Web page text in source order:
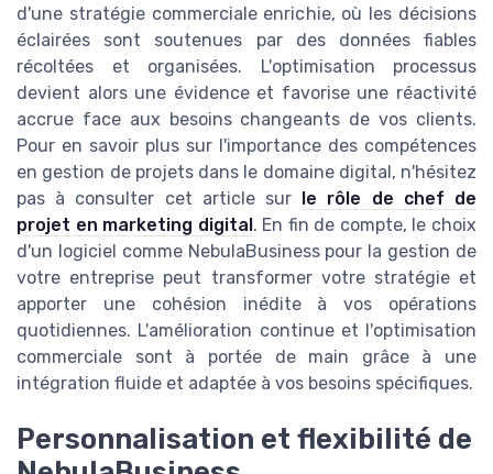
d'une stratégie commerciale enrichie, où les décisions
éclairées sont soutenues par des données fiables
récoltées et organisées. L'optimisation processus
devient alors une évidence et favorise une réactivité
accrue face aux besoins changeants de vos clients.
Pour en savoir plus sur l'importance des compétences
en gestion de projets dans le domaine digital, n'hésitez
pas à consulter cet article sur
le rôle de chef de
projet en marketing digital . En fin de compte, le choix
d'un logiciel comme NebulaBusiness pour la gestion de
votre entreprise peut transformer votre stratégie et
apporter une cohésion inédite à vos opérations
quotidiennes. L'amélioration continue et l'optimisation
commerciale sont à portée de main grâce à une
intégration fluide et adaptée à vos besoins spécifiques.
Personnalisation et flexibilité de